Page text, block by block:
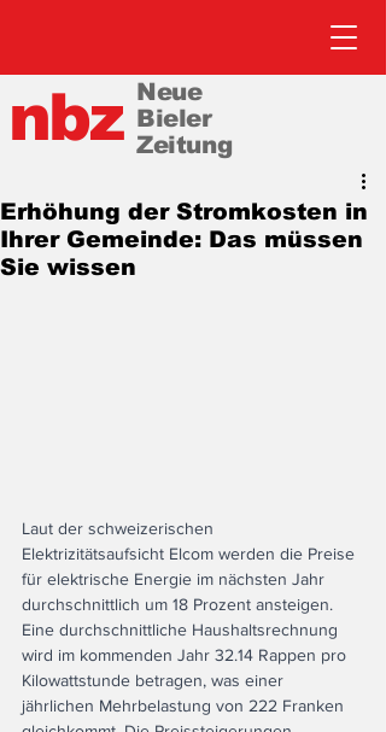
nbz Neue
Bieler
Zeitung
Erhöhung der Stromkosten in
Ihrer Gemeinde: Das müssen
Sie wissen
Laut der schweizerischen
Elektrizitätsaufsicht Elcom werden die Preise
für elektrische Energie im nächsten Jahr
durchschnittlich um 18 Prozent ansteigen.
Eine durchschnittliche Haushaltsrechnung
wird im kommenden Jahr 32.14 Rappen pro
Kilowattstunde betragen, was einer
jährlichen Mehrbelastung von 222 Franken